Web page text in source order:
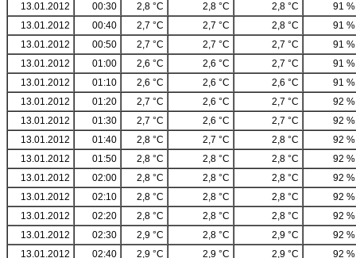
13.01.2012
00:30 2,8 °C 2,8 °C 2,8 °C
91 %
13.01.2012
00:40 2,7 °C 2,7 °C 2,8 °C
91 %
13.01.2012
00:50 2,7 °C 2,7 °C 2,7 °C
91 %
13.01.2012
01:00 2,6 °C 2,6 °C 2,7 °C
91 %
13.01.2012
01:10 2,6 °C 2,6 °C 2,6 °C
91 %
13.01.2012
01:20 2,7 °C 2,6 °C 2,7 °C
92 %
13.01.2012
01:30 2,7 °C 2,6 °C 2,7 °C
92 %
13.01.2012
01:40 2,8 °C 2,7 °C 2,8 °C
92 %
13.01.2012
01:50 2,8 °C 2,8 °C 2,8 °C
92 %
13.01.2012
02:00 2,8 °C 2,8 °C 2,8 °C
92 %
13.01.2012
02:10 2,8 °C 2,8 °C 2,8 °C
92 %
13.01.2012
02:20 2,8 °C 2,8 °C 2,8 °C
92 %
13.01.2012
02:30 2,9 °C 2,8 °C 2,9 °C
92 %
13.01.2012
02:40 2,9 °C 2,9 °C 2,9 °C
92 %